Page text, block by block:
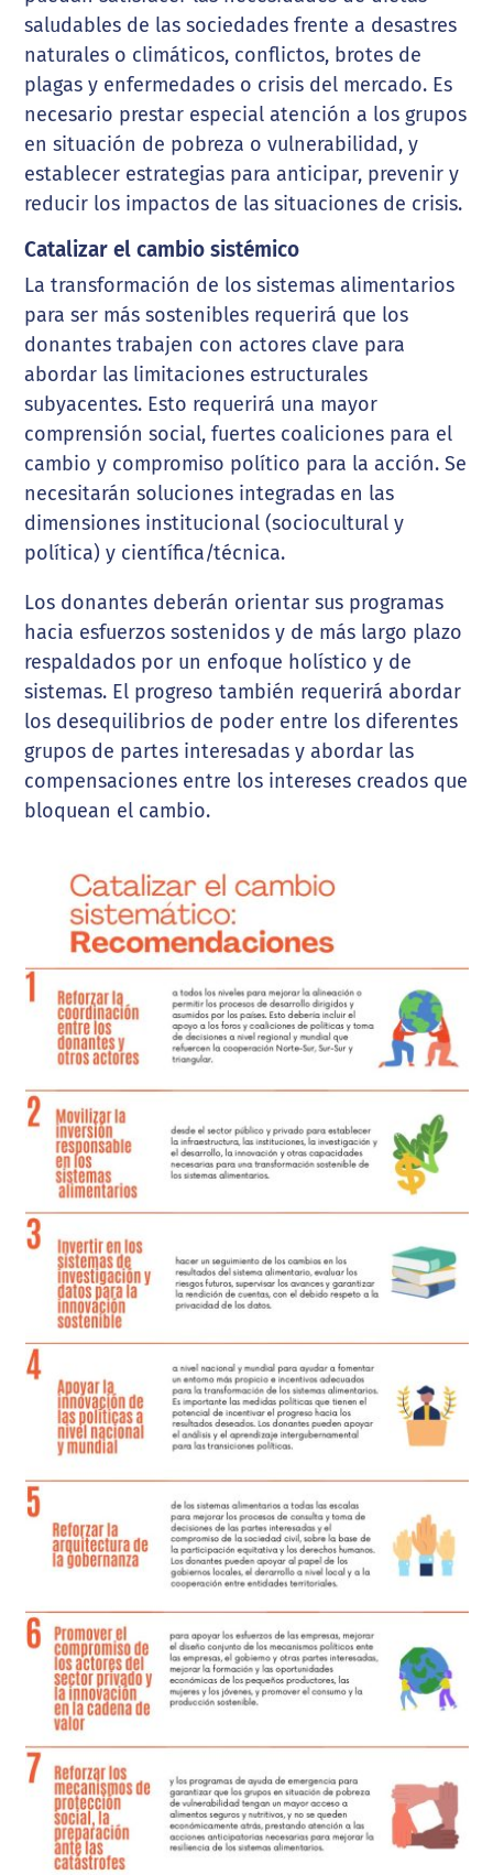
saludables de las sociedades frente a desastres
naturales o climáticos, conflictos, brotes de
plagas y enfermedades o crisis del mercado. Es
necesario prestar especial atención a los grupos
en situación de pobreza o vulnerabilidad, y
establecer estrategias para anticipar, prevenir y
reducir los impactos de las situaciones de crisis.
Catalizar el cambio sistémico
La transformación de los sistemas alimentarios
para ser más sostenibles requerirá que los
donantes trabajen con actores clave para
abordar las limitaciones estructurales
subyacentes. Esto requerirá una mayor
comprensión social, fuertes coaliciones para el
cambio y compromiso político para la acción. Se
necesitarán soluciones integradas en las
dimensiones institucional (sociocultural y
política) y científica/técnica.
Los donantes deberán orientar sus programas
hacia esfuerzos sostenidos y de más largo plazo
respaldados por un enfoque holístico y de
sistemas. El progreso también requerirá abordar
los desequilibrios de poder entre los diferentes
grupos de partes interesadas y abordar las
compensaciones entre los intereses creados que
bloquean el cambio.